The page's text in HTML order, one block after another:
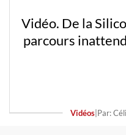
Vidéo. Attaque
gendarmerie à
Vidéos |Par: